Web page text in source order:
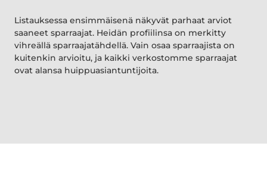
Listauksessa ensimmäisenä näkyvät parhaat arviot
saaneet sparraajat. Heidän profiilinsa on merkitty
vihreällä sparraajatähdellä. Vain osaa sparraajista on
kuitenkin arvioitu, ja kaikki verkostomme sparraajat
ovat alansa huippuasiantuntijoita.